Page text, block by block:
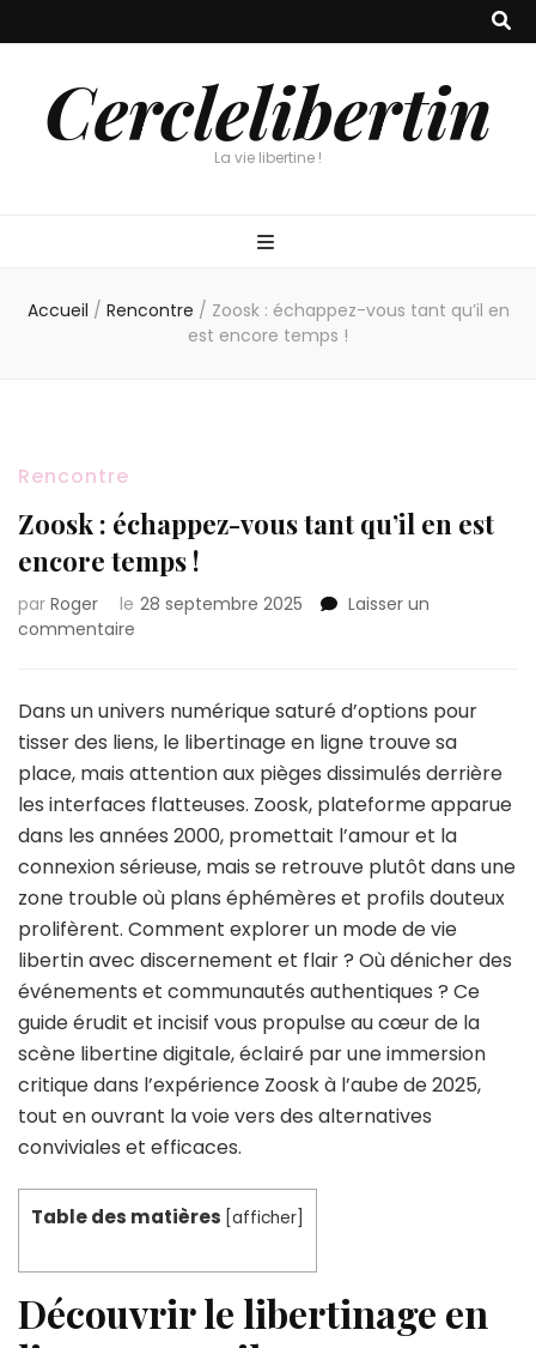
Cerclelibertin
La vie libertine !
Accueil / Rencontre / Zoosk : échappez-vous tant qu’il en
est encore temps !
Rencontre
Zoosk : échappez-vous tant qu’il en est
encore temps !
par Roger le 28 septembre 2025
Laisser un
commentaire
échappez-
vous
tant
qu’il
en
est
encore
temps
!
Dans un univers numérique saturé d’options pour
tisser des liens, le libertinage en ligne trouve sa
place, mais attention aux pièges dissimulés derrière
les interfaces flatteuses. Zoosk, plateforme apparue
dans les années 2000, promettait l’amour et la
connexion sérieuse, mais se retrouve plutôt dans une
zone trouble où plans éphémères et profils douteux
prolifèrent. Comment explorer un mode de vie
libertin avec discernement et flair ? Où dénicher des
événements et communautés authentiques ? Ce
guide érudit et incisif vous propulse au cœur de la
scène libertine digitale, éclairé par une immersion
critique dans l’expérience Zoosk à l’aube de 2025,
tout en ouvrant la voie vers des alternatives
conviviales et efficaces.
Table des matières [afficher]
Découvrir le libertinage en